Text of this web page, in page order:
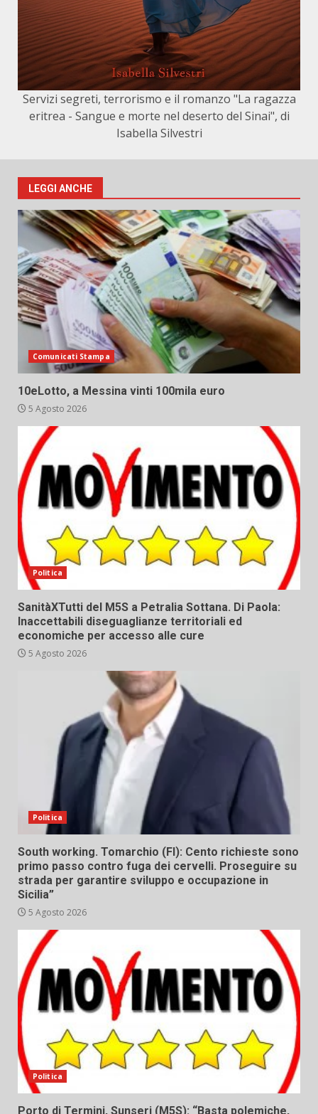
Servizi segreti, terrorismo e il romanzo "La ragazza
eritrea - Sangue e morte nel deserto del Sinai", di
Isabella Silvestri
LEGGI ANCHE
Comunicati Stampa
10eLotto, a Messina vinti 100mila euro
5 Agosto 2026
Politica
SanitàXTutti del M5S a Petralia Sottana. Di Paola:
Inaccettabili diseguaglianze territoriali ed
economiche per accesso alle cure
5 Agosto 2026
Politica
South working. Tomarchio (FI): Cento richieste sono
primo passo contro fuga dei cervelli. Proseguire su
strada per garantire sviluppo e occupazione in
Sicilia”
5 Agosto 2026
Politica
Porto di Termini, Sunseri (M5S): “Basta polemiche,